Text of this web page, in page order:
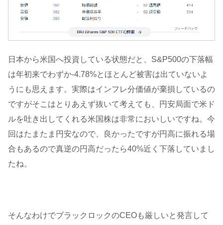
日本から米国へ投資している状態だと、S&P500の下落幅
は年初来でわずか-4.78%とほとんど被害は出ていないよ
うにも思えます。実際はインフレ分価値が棄損しているの
ですがそこはとりあえず抜いて考えても、円安局面で米ド
ルを吐き出してくれる米国株は非常においしいですね。今
回はたまたま円安なので、良かったですが円高に振れる場
合もあるので真逆の円高だったら40%近く下落していまし
たね。
そんなわけでブラックロックのCEOも厳しいと発言して